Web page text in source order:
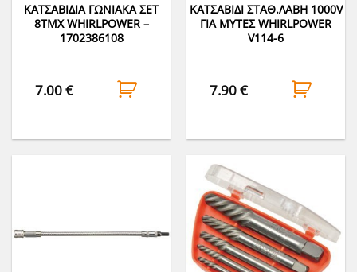
ΚΑΤΣΑΒΙΔΙΑ ΓΩΝΙΑΚΑ ΣΕΤ
8ΤΜΧ WHIRLPOWER –
1702386108
7.00€
ΚΑΤΣΑΒΙΔΙ ΣΤΑΘ.ΛΑΒΗ 1000V
ΓΙΑ ΜΥΤΕΣ WHIRLPOWER
V114-6
7.90€